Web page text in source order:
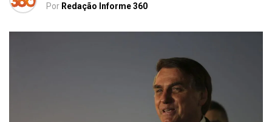
Por Redação Informe 360